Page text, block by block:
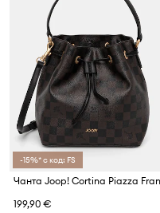
-15%* с код: FS
199,90 €